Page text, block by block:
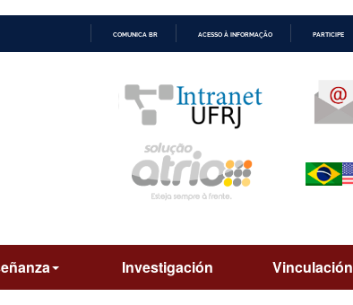
COMUNICA BR ACESSO À INFORMAÇÃO PARTICIPE
Investigación Vinculación